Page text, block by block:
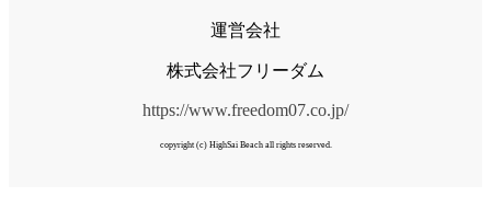
運営会社
株式会社フリーダム
https://www.freedom07.co.jp/
copyright (c) HighSai Beach all rights reserved.